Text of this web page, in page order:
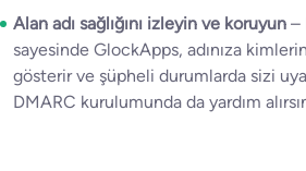
Alan adı sağlığını izleyin ve koruyun –
sayesinde GlockApps, adınıza
gösterir ve şüpheli durumlarda sizi
DMARC kurulumunda da yardım